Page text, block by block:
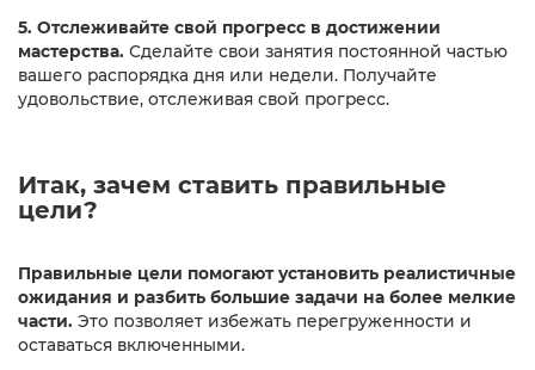
5. Отслеживайте свой прогресс в достижении
мастерства. Сделайте свои занятия постоянной частью
вашего распорядка дня или недели. Получайте
удовольствие, отслеживая свой прогресс.​
Итак, зачем ставить правильные
цели?
Правильные цели помогают установить реалистичные
ожидания и разбить большие задачи на более мелкие
части. Это позволяет избежать перегруженности и
оставаться включенными.